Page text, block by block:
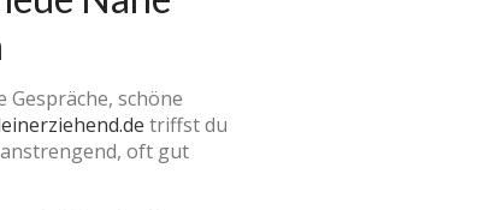
schöne
triffst du
oft gut